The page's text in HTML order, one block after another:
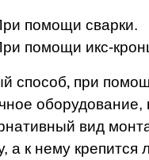
помощи сварки.
помощи икс-
способ, при
оборудование,
вид
а к нему крепится